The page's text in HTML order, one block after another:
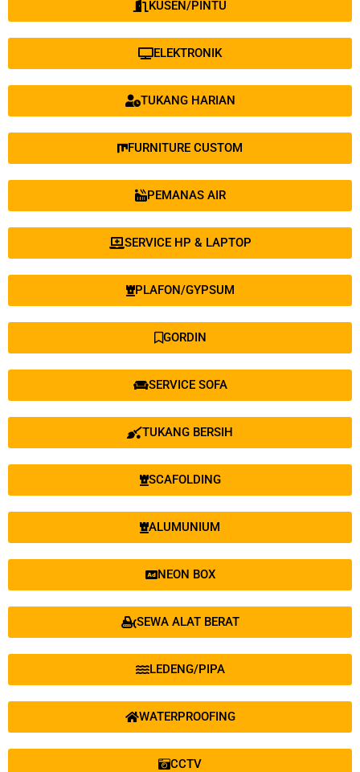
KUSEN/PINTU
ELEKTRONIK
TUKANG HARIAN
FURNITURE CUSTOM
PEMANAS AIR
SERVICE HP & LAPTOP
PLAFON/GYPSUM
GORDIN
SERVICE SOFA
TUKANG BERSIH
SCAFOLDING
ALUMUNIUM
NEON BOX
SEWA ALAT BERAT
LEDENG/PIPA
WATERPROOFING
CCTV